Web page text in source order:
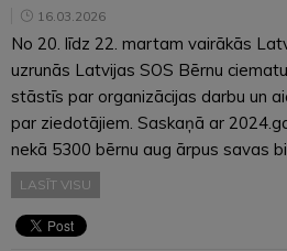
16.03.2026
No 20. līdz 22. martam vairākās
uzrunās Latvijas SOS Bērnu
stāstīs par organizācijas darbu un
par ziedotājiem. Saskaņā ar
nekā 5300 bērnu aug ārpus savas
LASĪT VISU